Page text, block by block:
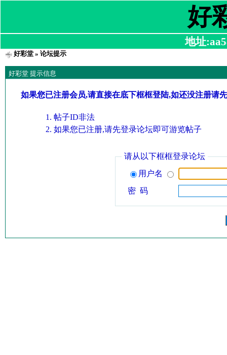
好
地址
好彩堂» 论坛提示
好彩堂 提示信息
如果您已注册会员,请直接在底下框框登陆,如还没注册请
帖子ID非法
如果您已注册,请先登录论坛即可游览帖子
请从以下框框登录论坛
用户名
密 码